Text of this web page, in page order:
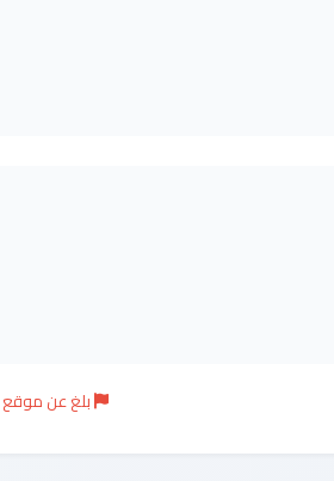
بلغ عن